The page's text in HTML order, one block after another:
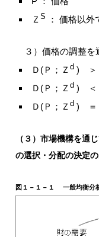
ＺS ： 価格以
３）価格の調整を
Ｄ(Ｐ；Ｚd) ＞
Ｄ(Ｐ；Ｚd) ＜
Ｄ(Ｐ；Ｚd) ＝
（３）市場機構を通
の選択・分配の決定
図１－１－１ 一般均衡分